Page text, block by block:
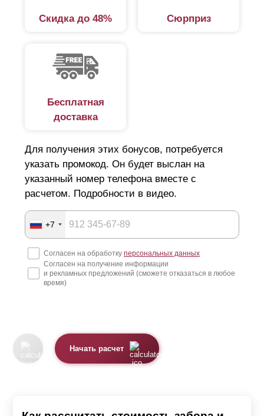
Скидка до 48% Сюрприз
Бесплатная
доставка
Для получения этих бонусов, потребуется
указать промокод. Он будет выслан на
указанный номер телефона вместе с
расчетом. Подробности в видео.
+7
Согласен на обработку персональных данных
Согласен на получение информации
и рекламных предложений (сможете отказаться в любое
время)
Начать расчет